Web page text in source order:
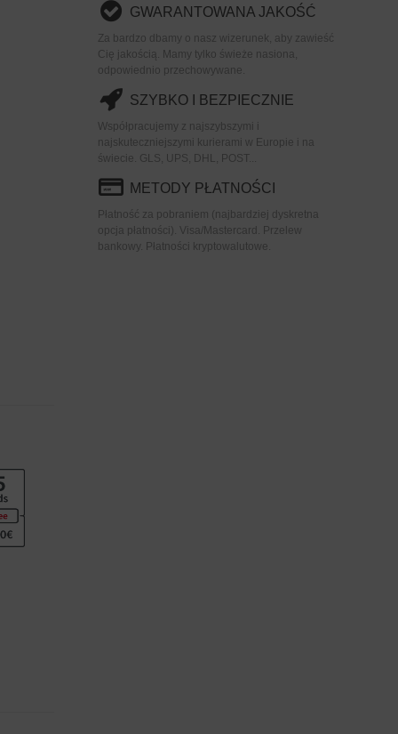
GWARANTOWANA JAKOŚĆ
Za bardzo dbamy o nasz wizerunek, aby zawieść
Cię jakością. Mamy tylko świeże nasiona,
odpowiednio przechowywane.
SZYBKO I BEZPIECZNIE
Współpracujemy z najszybszymi i
najskuteczniejszymi kurierami w Europie i na
świecie. GLS, UPS, DHL, POST...
METODY PŁATNOŚCI
Płatność za pobraniem (najbardziej dyskretna
opcja płatności). Visa/Mastercard. Przelew
bankowy. Płatności kryptowalutowe.